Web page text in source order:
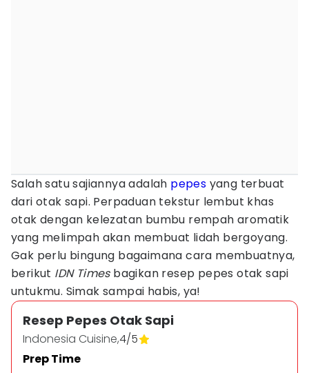
Salah satu sajiannya adalah pepes yang terbuat
dari otak sapi. Perpaduan tekstur lembut khas
otak dengan kelezatan bumbu rempah aromatik
yang melimpah akan membuat lidah bergoyang.
Gak perlu bingung bagaimana cara membuatnya,
berikut IDN Timesbagikan resep pepes otak sapi
untukmu. Simak sampai habis, ya!
Resep Pepes Otak Sapi
Indonesia Cuisine,4/5
Prep Time